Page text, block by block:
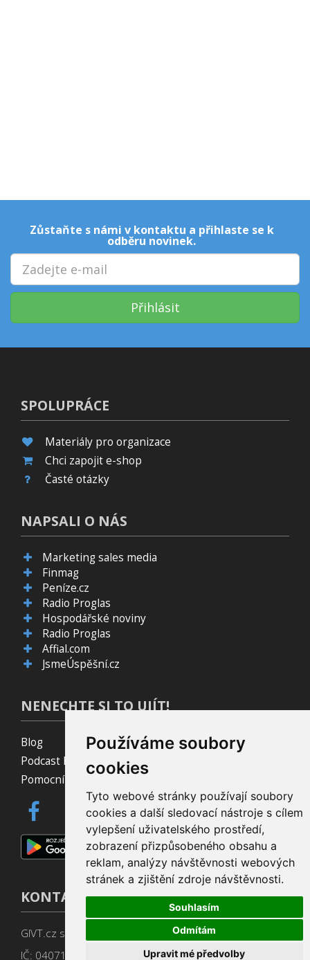
Používáme soubory
cookies
Tyto webové stránky používají soubory
cookies a další sledovací nástroje s cílem
vylepšení uživatelského prostředí,
zobrazení přizpůsobeného obsahu a
reklam, analýzy návštěvnosti webových
stránek a zjištění zdroje návštěvnosti.
Souhlasím
Odmítám
Upravit mé předvolby
Zůstaňte s námi v kontaktu a přihlaste se k
odběru novinek.
Přihlásit
SPOLUPRÁCE
Materiály pro organizace
Chci zapojit e-shop
Časté otázky
NAPSALI O NÁS
Marketing sales media
Finmag
Peníze.cz
Radio Proglas
Hospodářské noviny
Radio Proglas
Affial.com
JsmeÚspěšní.cz
NENECHTE SI TO UJÍT!
Blog
Podcast Pijavice
Pomocník do prohlížeče
KONTAKT
GIVT.cz s. r. o., Dolní nám. 16, 779 00 Olomouc
IČ: 04071433